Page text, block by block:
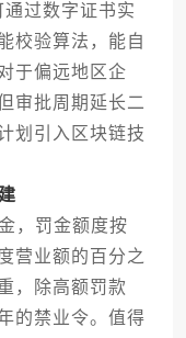
过数字证书实
校验算法，能自
于偏远地区企
审批周期延长二
划引入区块链技
，罚金额度按
营业额的百分之
，除高额罚款
的禁业令。值得